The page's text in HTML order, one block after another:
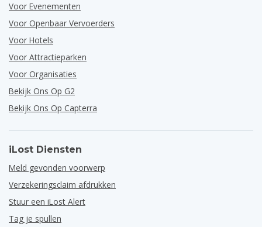
Voor Evenementen
Voor Openbaar Vervoerders
Voor Hotels
Voor Attractieparken
Voor Organisaties
Bekijk Ons Op G2
Bekijk Ons Op Capterra
iLost Diensten
Meld gevonden voorwerp
Verzekeringsclaim afdrukken
Stuur een iLost Alert
Tag je spullen